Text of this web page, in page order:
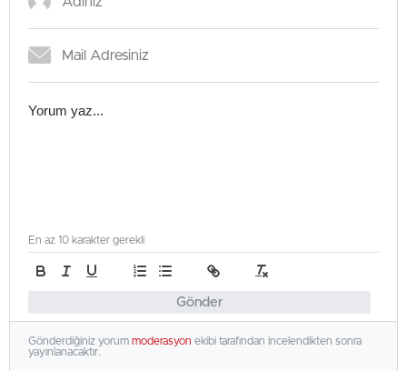
Gönder
En az 10 karakter gerekli
Gönderdiğiniz yorum moderasyon ekibi tarafından incelendikten sonra
yayınlanacaktır.